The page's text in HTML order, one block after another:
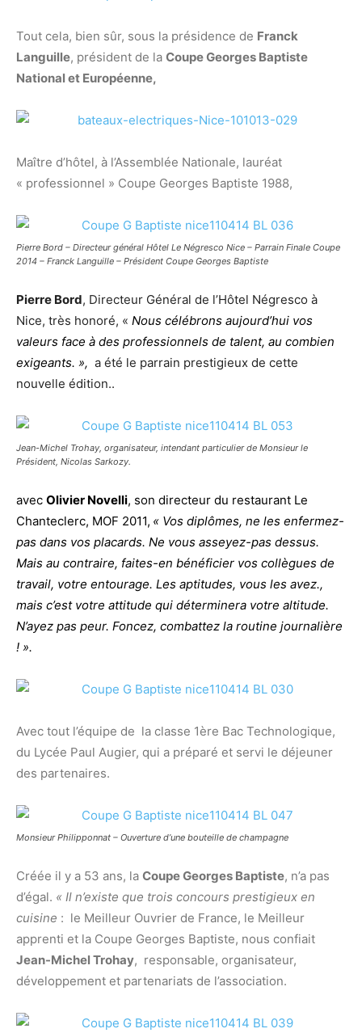
Tout cela, bien sûr, sous la présidence de Franck
Languille, président de la Coupe Georges Baptiste
National et Européenne,
Maître d’hôtel, à l’Assemblée Nationale, lauréat
« professionnel » Coupe Georges Baptiste 1988,
Pierre Bord – Directeur général Hôtel Le Négresco Nice – Parrain Finale Coupe
2014 – Franck Languille – Président Coupe Georges Baptiste
Pierre Bord, Directeur Général de l’Hôtel Négresco à
Nice, très honoré, « Nous célébrons aujourd’hui vos
valeurs face à des professionnels de talent, au combien
exigeants. », a été le parrain prestigieux de cette
nouvelle édition..
Jean-Michel Trohay, organisateur, intendant particulier de Monsieur le
Président, Nicolas Sarkozy.
avec Olivier Novelli, son directeur du restaurant Le
Chanteclerc, MOF 2011, « Vos diplômes, ne les enfermez-
pas dans vos placards. Ne vous asseyez-pas dessus.
Mais au contraire, faites-en bénéficier vos collègues de
travail, votre entourage. Les aptitudes, vous les avez.,
mais c’est votre attitude qui déterminera votre altitude.
N’ayez pas peur. Foncez, combattez la routine journalière
! ».
Avec tout l’équipe de la classe 1ère Bac Technologique,
du Lycée Paul Augier, qui a préparé et servi le déjeuner
des partenaires.
Monsieur Philipponnat – Ouverture d’une bouteille de champagne
Créée il y a 53 ans, la Coupe Georges Baptiste, n’a pas
d’égal. « Il n’existe que trois concours prestigieux en
cuisine : le Meilleur Ouvrier de France, le Meilleur
apprenti et la Coupe Georges Baptiste, nous confiait
Jean-Michel Trohay, responsable, organisateur,
développement et partenariats de l’association.